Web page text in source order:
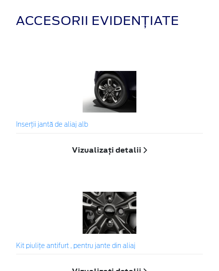
ACCESORII EVIDENȚIATE
Inserţii jantă de aliaj alb
Vizualizați detalii
Kit piuliţe antifurt , pentru jante din aliaj